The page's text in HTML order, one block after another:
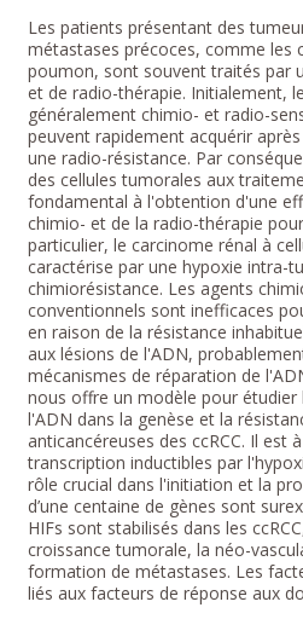
Les patients présentant des
métastases précoces, comme les
poumon, sont souvent traités par
et de radio-thérapie. Initialement,
généralement chimio- et radio-
peuvent rapidement acquérir
une radio-résistance. Par
des cellules tumorales aux
fondamental à l'obtention d'une
chimio- et de la radio-thérapie
particulier, le carcinome rénal à
caractérise par une hypoxie intra-
chimiorésistance. Les agents
conventionnels sont inefficaces
en raison de la résistance
aux lésions de l'ADN,
mécanismes de réparation de
nous offre un modèle pour
l'ADN dans la genèse et la
anticancéreuses des ccRCC. Il est
transcription inductibles par
rôle crucial dans l'initiation et la
d’une centaine de gènes sont
HIFs sont stabilisés dans les
croissance tumorale, la néo-
formation de métastases. Les
liés aux facteurs de réponse aux